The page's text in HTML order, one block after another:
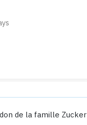
de la famille Zucker